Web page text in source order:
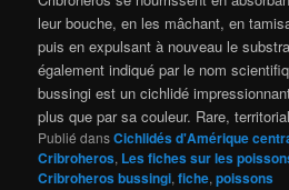
leur bouche, en les mâchant, en
puis en expulsant à nouveau le
également indiqué par le nom
bussingi est un cichlidé
plus que par sa couleur. Rare, territorial
Publié dansCichlidés d'Amérique
Cribroheros, Les fiches sur les
Cribroheros bussingi,fiche,poissons